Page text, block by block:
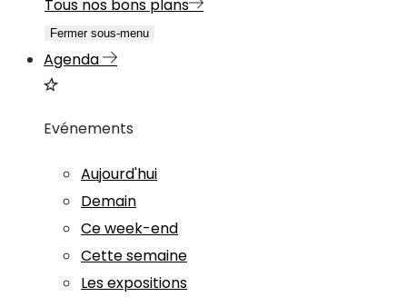
Tous nos bons plans
Fermer sous-menu
Agenda
Evénements
Aujourd'hui
Demain
Ce week-end
Cette semaine
Les expositions